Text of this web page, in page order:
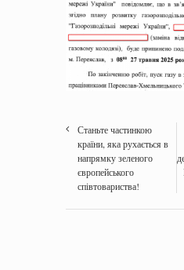
Станьте частинкою
країни, яка рухається в
напрямку зеленого
європейського
співтовариства!